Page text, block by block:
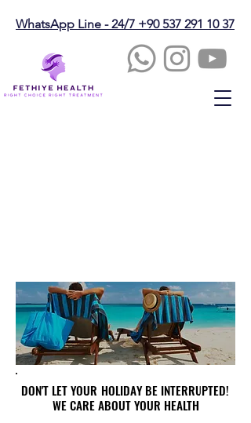
WhatsApp Line - 24/7 +90 537 291 10 37
DON'T LET YOUR HOLIDAY BE INTERRUPTED!
WE CARE ABOUT YOUR HEALTH
DON'T LET YOUR HOLIDAY BE INTERRUPTED!
WE CARE ABOUT YOUR HEALTH